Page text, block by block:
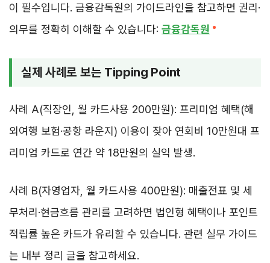
이 필수입니다. 금융감독원의 가이드라인을 참고하면 권리·
의무를 정확히 이해할 수 있습니다: 금융감독원
실제 사례로 보는 Tipping Point
사례 A(직장인, 월 카드사용 200만원): 프리미엄 혜택(해
외여행 보험·공항 라운지) 이용이 잦아 연회비 10만원대 프
리미엄 카드로 연간 약 18만원의 실익 발생.
사례 B(자영업자, 월 카드사용 400만원): 매출전표 및 세
무처리·현금흐름 관리를 고려하면 법인형 혜택이나 포인트
적립률 높은 카드가 유리할 수 있습니다. 관련 실무 가이드
는 내부 정리 글을 참고하세요.